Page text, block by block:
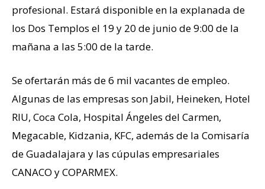
profesional. Estará disponible en la explanada de
los Dos Templos el 19 y 20 de junio de 9:00 de la
mañana a las 5:00 de la tarde.
Se ofertarán más de 6 mil vacantes de empleo.
Algunas de las empresas son Jabil, Heineken, Hotel
RIU, Coca Cola, Hospital Ángeles del Carmen,
Megacable, Kidzania, KFC, además de la Comisaría
de Guadalajara y las cúpulas empresariales
CANACO y COPARMEX.